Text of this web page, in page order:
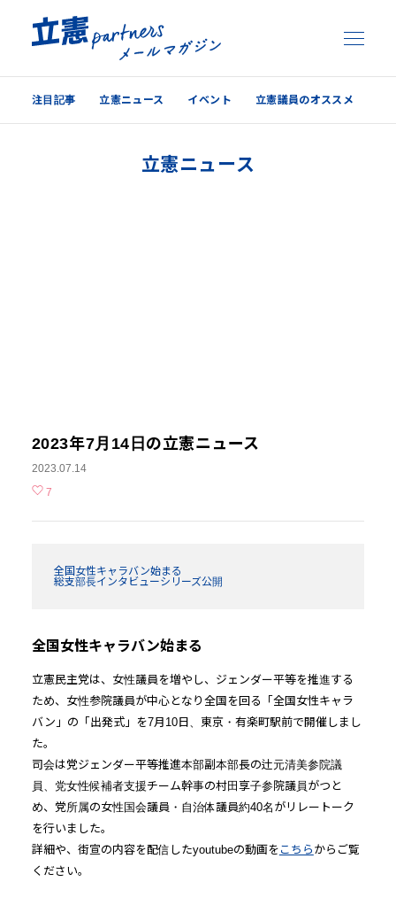
注目記事 立憲ニュース イベント 立憲議員のオススメ
立憲ニュース
2023年7月14日の立憲ニュース
2023.07.14
7
全国女性キャラバン始まる
総支部長インタビューシリーズ公開
全国女性キャラバン始まる
立憲民主党は、女性議員を増やし、ジェンダー平等を推進する
ため、女性参院議員が中心となり全国を回る「全国女性キャラ
バン」の「出発式」を7月10日、東京・有楽町駅前で開催しまし
た。
司会は党ジェンダー平等推進本部副本部長の辻元清美参院議
員、党女性候補者支援チーム幹事の村田享子参院議員がつと
め、党所属の女性国会議員・自治体議員約40名がリレートーク
を行いました。
詳細や、街宣の内容を配信したyoutubeの動画を こちら からご覧
ください。